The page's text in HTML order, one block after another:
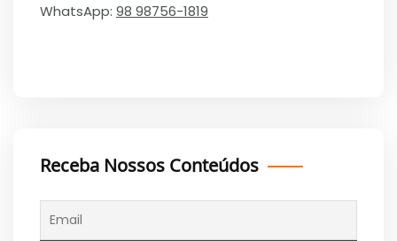
WhatsApp: 98 98756-1819
Receba Nossos Conteúdos